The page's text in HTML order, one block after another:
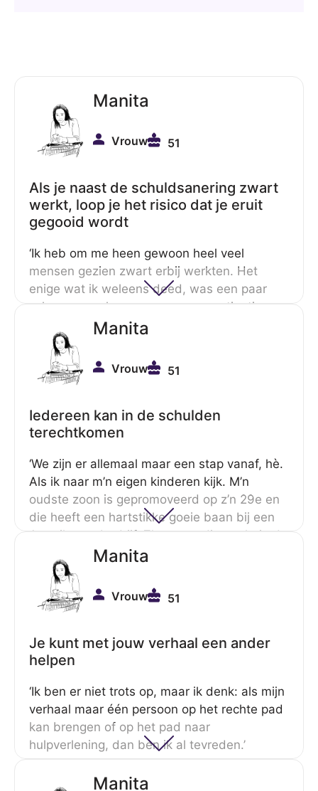
Manita
Vrouw 51
Als je naast de schuldsanering zwart
werkt, loop je het risico dat je eruit
gegooid wordt
‘Ik heb om me heen gewoon heel veel
mensen gezien zwart erbij werkten. Het
enige wat ik weleens deed, was een paar
schoenen verkopen voor een paar tientjes op
Marktplaats en dat geld op m’n moeders
rekening laten storten. Dat is eigenlijk het
enige… Want ik durfde het gewoon niet. Ik
wist gewoon van: ja, dit is m’n enige kans om
Manita
Vrouw 51
Iedereen kan in de schulden
terechtkomen
‘We zijn er allemaal maar een stap vanaf, hè.
Als ik naar m’n eigen kinderen kijk. M’n
oudste zoon is gepromoveerd op z’n 29e en
die heeft een hartstikke goeie baan bij een
Amerikaans bedrijf. Z’n vrouw die werkt in de
communicatie, ook een universitaire
opleiding, ze hebben het hartstikke goed,
maar ja…Er kan maar zo maar iets gebeuren
hè, met een gigantische hypotheek of zo.’
Manita
Vrouw 51
Je kunt met jouw verhaal een ander
helpen
‘Ik ben er niet trots op, maar ik denk: als mijn
verhaal maar één persoon op het rechte pad
kan brengen of op het pad naar
hulpverlening, dan ben ik al tevreden.’
Manita